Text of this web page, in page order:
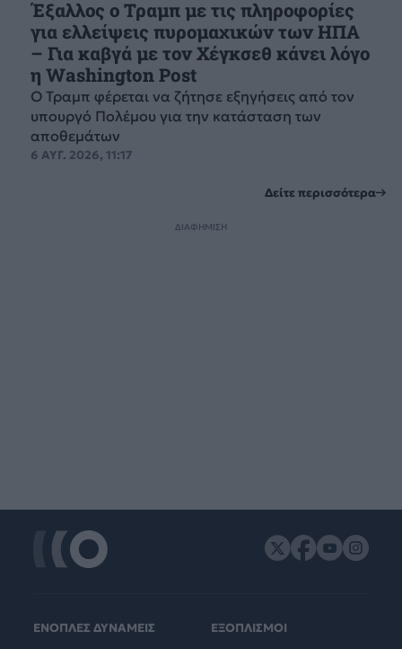
Έξαλλος ο Τραμπ με τις πληροφορίες
για ελλείψεις πυρομαχικών των ΗΠΑ
– Για καβγά με τον Χέγκσεθ κάνει λόγο
η Washington Post
Ο Τραμπ φέρεται να ζήτησε εξηγήσεις από τον
υπουργό Πολέμου για την κατάσταση των
αποθεμάτων
6 ΑΥΓ. 2026, 11:17
Δείτε περισσότερα
ΔΙΑΦΗΜΙΣΗ
ΕΝΟΠΛΕΣ ΔΥΝΑΜΕΙΣ
ΕΞΟΠΛΙΣΜΟΙ